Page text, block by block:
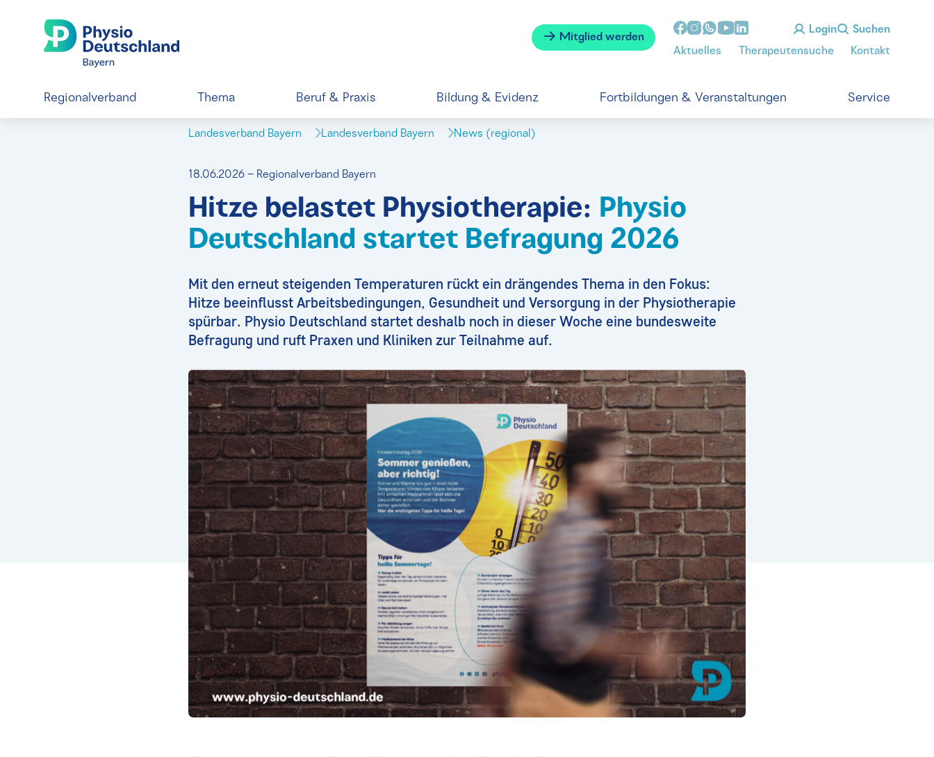
Mitglied werden
Login Suchen
Aktuelles Therapeutensuche Kontakt
Regionalverband Thema Beruf & Praxis Bildung & Evidenz Fortbildungen & Veranstaltungen Service
Landesverband Bayern Landesverband Bayern News (regional)
18.06.2026 – Regionalverband Bayern
Hitze belastet Physiotherapie: Physio
Deutschland startet Befragung 2026
Mit den erneut steigenden Temperaturen rückt ein drängendes Thema in den Fokus:
Hitze beeinflusst Arbeitsbedingungen, Gesundheit und Versorgung in der Physiotherapie
spürbar. Physio Deutschland startet deshalb noch in dieser Woche eine bundesweite
Befragung und ruft Praxen und Kliniken zur Teilnahme auf.